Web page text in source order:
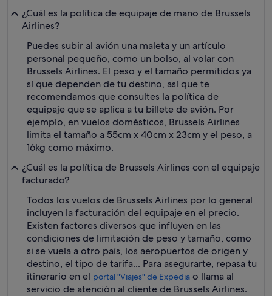
¿Cuál es la política de equipaje de mano de Brussels
Airlines?
Puedes subir al avión una maleta y un artículo
personal pequeño, como un bolso, al volar con
Brussels Airlines. El peso y el tamaño permitidos ya
sí que dependen de tu destino, así que te
recomendamos que consultes la política de
equipaje que se aplica a tu billete de avión. Por
ejemplo, en vuelos domésticos, Brussels Airlines
limita el tamaño a 55cm x 40cm x 23cm y el peso, a
16kg como máximo.
¿Cuál es la política de Brussels Airlines con el equipaje
facturado?
Todos los vuelos de Brussels Airlines por lo general
incluyen la facturación del equipaje en el precio.
Existen factores diversos que influyen en las
condiciones de limitación de peso y tamaño, como
si se vuela a otro país, los aeropuertos de origen y
destino, el tipo de tarifa... Para asegurarte, repasa tu
itinerario en el portal "Viajes" de Expedia o llama al
servicio de atención al cliente de Brussels Airlines.